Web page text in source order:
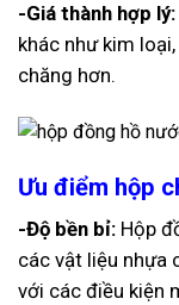
-Giá thành hợp lý:
khác như kim
chăng hơn.
Ưu điểm hộp
-Độ bền bỉ: Hộp
các vật liệu nhựa
với các điều kiện